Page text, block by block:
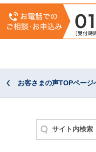
お客さまの声TOPページ